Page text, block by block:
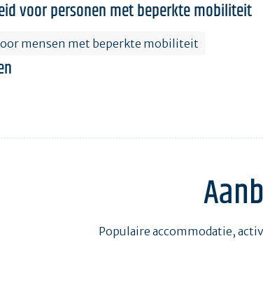
voor personen met beperkte mobiliteit
mensen met beperkte mobiliteit
Populaire accommodatie,